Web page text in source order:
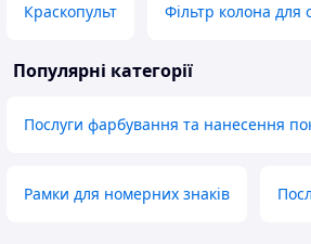
Краскопульт Фільтр колона
Популярні категорії
Послуги фарбування та нанесення
Рамки для номерних знаків